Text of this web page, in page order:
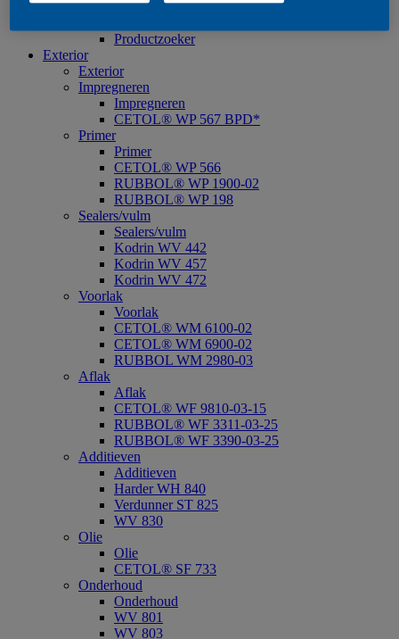
Quick Search
Productzoeker
Exterior
Exterior
Impregneren
Impregneren
CETOL® WP 567 BPD*
Primer
Primer
CETOL® WP 566
RUBBOL® WP 1900-02
RUBBOL® WP 198
Sealers/vulm
Sealers/vulm
Kodrin WV 442
Kodrin WV 457
Kodrin WV 472
Voorlak
Voorlak
CETOL® WM 6100-02
CETOL® WM 6900-02
RUBBOL WM 2980-03
Aflak
Aflak
CETOL® WF 9810-03-15
RUBBOL® WF 3311-03-25
RUBBOL® WF 3390-03-25
Additieven
Additieven
Harder WH 840
Verdunner ST 825
WV 830
Olie
Olie
CETOL® SF 733
Onderhoud
Onderhoud
WV 801
WV 803